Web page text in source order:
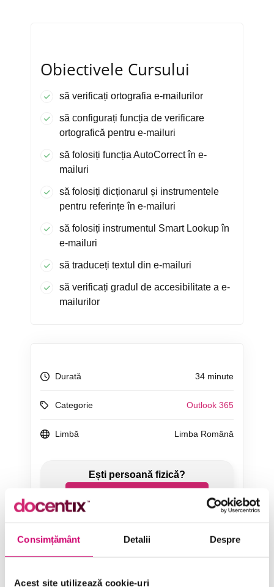
Consimțământ Detalii Despre
Acest site utilizează cookie-uri
Obiectivele Cursului
să verificați ortografia e-mailurilor
să configurați funcția de verificare
ortografică pentru e-mailuri
să folosiți funcția AutoCorrect în e-
mailuri
să folosiți dicționarul și instrumentele
pentru referințe în e-mailuri
să folosiți instrumentul Smart Lookup în
e-mailuri
să traduceți textul din e-mailuri
să verificați gradul de accesibilitate a e-
mailurilor
Durată 34 minute
Categorie Outlook 365
Limbă Limba Română
SOLICITĂ OFERTĂ